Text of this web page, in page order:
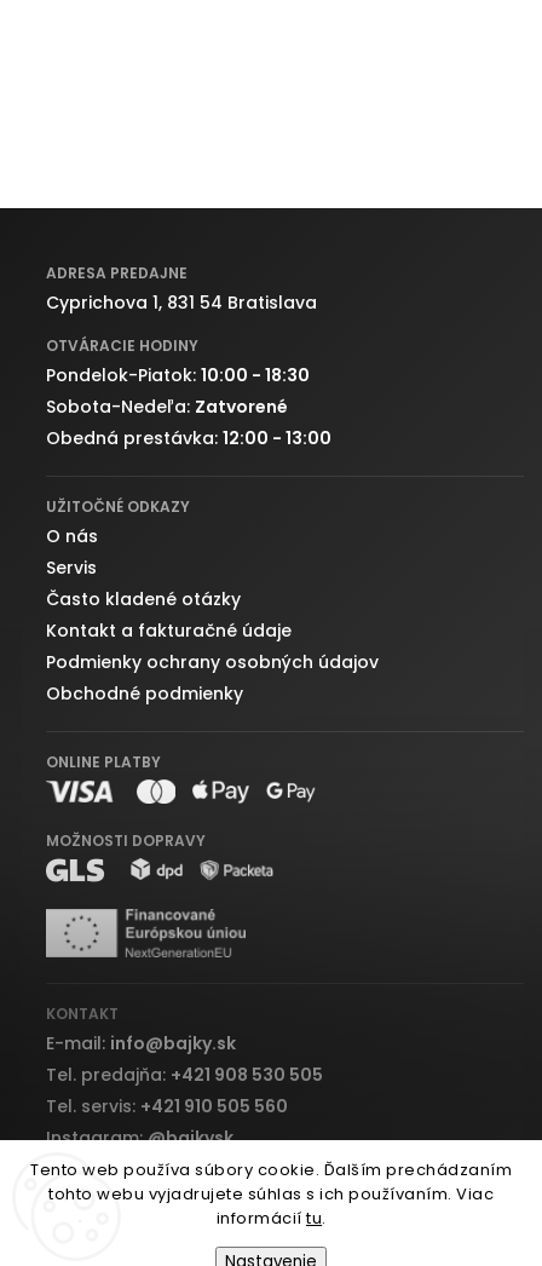
Tento web používa súbory cookie. Ďalším prechádzaním
tohto webu vyjadrujete súhlas s ich používaním. Viac
informáciítu.
ADRESA PREDAJNE
Cyprichova 1, 831 54 Bratislava
OTVÁRACIE HODINY
Pondelok-Piatok: 10:00 - 18:30
Sobota-Nedeľa: Zatvorené
Obedná prestávka: 12:00 - 13:00
UŽITOČNÉ ODKAZY
O nás
Servis
Často kladené otázky
Kontakt a fakturačné údaje
Podmienky ochrany osobných údajov
Obchodné podmienky
ONLINE PLATBY
MOŽNOSTI DOPRAVY
KONTAKT
E-mail: info@bajky.sk
Tel. predajňa: +421 908 530 505
Tel. servis: +421 910 505 560
Instagram:@bajkysk
Facebook:bajky.sk